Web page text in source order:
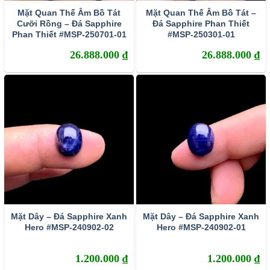
Tại Việt nam, Sapphire xuất hiện ở vùng mỏ Quỳ Châu
(tỉnh Nghệ An), Tân Hương, Lục Yên (tỉnh Yên Bái), hay tại
Di Linh, Tiên Cô, Đá Bàn, Đak Nông…
Việc khai thác đá Sapphire tại các mỏ quặng có thể tiến
hành bằng phương pháp sàng tay thô sơ hoặc là sử dụng
nay đang áp dụng chính là:
Mặt Quan Thế Âm Bồ Tát
Cưỡi Rồng – Đá Sapphire
Phan Thiết #MSP-250701-01
26.888.000 ₫
Mặt Quan Thế Âm Bồ Tát –
Đá Sapphire Phan Thiết
#MSP-250301-01
26.888.000 ₫
Mặt Dây – Đá Sapphire Xanh
Hero #MSP-240902-02
1.200.000 ₫
Mặt Dây – Đá Sapphire Xanh
Hero #MSP-240902-01
1.200.000 ₫